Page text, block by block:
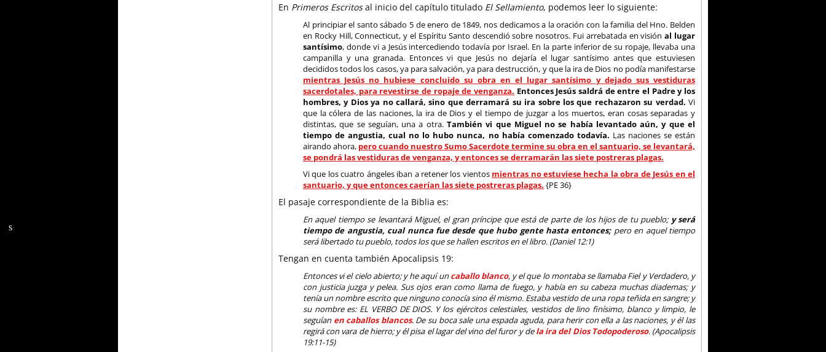
En Primeros Escritosal inicio del capítulo titulado El Sellamiento, podemos leer lo siguiente:
Al principiar el santo sábado 5 de enero de 1849, nos dedicamos a la oración con la familia del Hno. Belden
en Rocky Hill, Connecticut, y el Espíritu Santo descendió sobre nosotros. Fui arrebatada en visiónal lugar
santísimo, donde vi a Jesús intercediendo todavía por Israel. En la parte inferior de su ropaje, llevaba una
campanilla y una granada. Entonces vi que Jesús no dejaría el lugar santísimo antes que estuviesen
decididos todos los casos, ya para salvación, ya para destrucción, y que la ira de Dios no podía manifestarse
mientras Jesús no hubiese concluido su obra en el lugar santísimo y dejado sus vestiduras
sacerdotales, para revestirse de ropaje de venganza. Entonces Jesús saldrá de entre el Padre y los
hombres, y Dios ya no callará, sino que derramará su ira sobre los que rechazaron su verdad. Vi
que la cólera de las naciones, la ira de Dios y el tiempo de juzgar a los muertos, eran cosas separadas y
distintas, que se seguían, una a otra. También vi que Miguel no se había levantado aún, y que el
tiempo de angustia, cual no lo hubo nunca, no había comenzado todavía. Las naciones se están
airando ahora, pero cuando nuestro Sumo Sacerdote termine su obra en el santuario, se levantará,
se pondrá las vestiduras de venganza, y entonces se derramarán las siete postreras plagas.
Vi que los cuatro ángeles iban a retener los vientos mientras no estuviese hecha la obra de Jesús en el
santuario, y que entonces caerían las siete postreras plagas. {PE 36}
El pasaje correspondiente de la Biblia es:
En aquel tiempo se levantará Miguel, el gran príncipe que está de parte de los hijos de tu pueblo; y será
tiempo de angustia, cual nunca fue desde que hubo gente hasta entonces;pero en aquel tiempo
será libertado tu pueblo, todos los que se hallen escritos en el libro. (Daniel 12:1)
Tengan en cuenta también Apocalipsis 19:
Entonces vi el cielo abierto; y he aquí uncaballo blanco, y el que lo montaba se llamaba Fiel y Verdadero, y
con justicia juzga y pelea. Sus ojos eran como llama de fuego, y había en su cabeza muchas diademas; y
tenía un nombre escrito que ninguno conocía sino él mismo. Estaba vestido de una ropa teñida en sangre; y
su nombre es: EL VERBO DE DIOS. Y los ejércitos celestiales, vestidos de lino finísimo, blanco y limpio, le
seguíanen caballos blancos. De su boca sale una espada aguda, para herir con ella a las naciones, y él las
regirá con vara de hierro; y él pisa el lagar del vino del furor y dela ira del Dios Todopoderoso. (Apocalipsis
19:11-15)